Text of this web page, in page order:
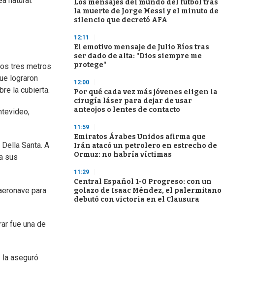
tres metros
lograron
la cubierta.
Santa. A
sus
para
fue una de
la aseguró
Los mensajes del mundo del fútbol tras
la muerte de Jorge Messi y el minuto de
silencio que decretó AFA
12:11
El emotivo mensaje de Julio Ríos tras
ser dado de alta: "Dios siempre me
protege"
12:00
Por qué cada vez más jóvenes eligen la
cirugía láser para dejar de usar
anteojos o lentes de contacto
11:59
Emiratos Árabes Unidos afirma que
Irán atacó un petrolero en estrecho de
Ormuz: no habría víctimas
11:29
Central Español 1-0 Progreso: con un
golazo de Isaac Méndez, el palermitano
debutó con victoria en el Clausura